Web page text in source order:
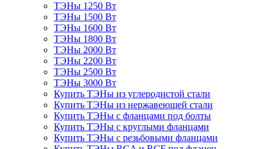
ТЭНы 1250 Вт
ТЭНы 1500 Вт
ТЭНы 1600 Вт
ТЭНы 1800 Вт
ТЭНы 2000 Вт
ТЭНы 2200 Вт
ТЭНы 2500 Вт
ТЭНы 3000 Вт
Купить ТЭНы из углеродистой стали
Купить ТЭНы из нержавеющей стали
Купить ТЭНы с фланцами под болты
Купить ТЭНы с круглыми фланцами
Купить ТЭНы с резьбовыми фланцами